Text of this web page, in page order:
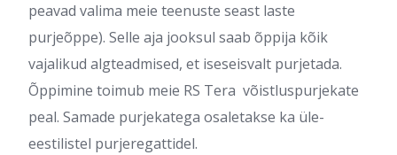
peavad valima meie teenuste seast laste
purjeõppe). Selle aja jooksul saab õppija kõik
vajalikud algteadmised, et iseseisvalt purjetada.
Õppimine toimub meie RS Tera võistluspurjekate
peal. Samade purjekatega osaletakse ka üle-
eestilistel purjeregattidel.